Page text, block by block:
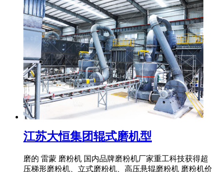
江苏大恒集团辊式磨机型
磨的 雷蒙 磨粉机 国内品牌磨粉机厂家重工科技获得超
压梯形磨粉机、立式磨粉机、高压悬辊磨粉机 磨粉机价